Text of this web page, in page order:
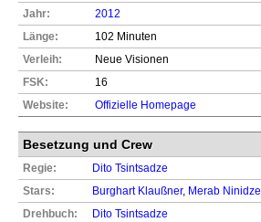
Jahr:
2012
Länge:
102 Minuten
Verleih:
Neue Visionen
FSK:
16
Website:
Offizielle Homepage
Besetzung und Crew
Regie:
Dito Tsintsadze
Stars:
Burghart Klaußner, Merab Ninidze
Drehbuch:
Dito Tsintsadze